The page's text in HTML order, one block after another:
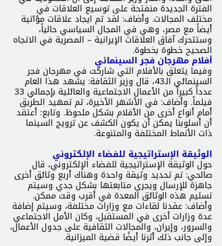
الفترة الجديدة منفتحة على توسيع العلاقات في
مختلف المجالات. وأضاف: لقد تم ايجاد علاقات مؤاتية
أيضاً مع مصر، وهي في المجال السياسي حالياً،
وستتحرك آفاق العلاقات الإيرانية – المصرية في الاتجاه
الصحيح خطوة بخطوة.
أفلام مهرجان فجر السينمائي
وفيما يتعلق بالأفلام التي شاركت في مهرجان فجر
السينمائي الـ43، قال وزير الثقافة: يشهد هذا العام
عدداً كبيراً من الأعمال الاجتماعية والعائلية بإجمالي 33
فيلماً. وأضاف: في الأشهر الأخيرة، تم تمهيد الطريق
أمام أنواع أخرى من الأفلام بشكل ملحوظ. وتابع: أعتقد
أن أسلوبنا يمكن أن يكون الكشف عن ترويج السينما
ذات الأنماط المختلفة والمتنوعة.
الوثيقة الإستراتيجية للفضاء الإلكتروني
حول الوثيقة الإستراتيجية للفضاء الإلكتروني، قال
صالحي: تم تحديد وثيقة واحدة وهناك أربع وثائق أخرى
جاهزة للإرسال ويجري متابعتها بشكل جدي وسيتم
تسليم هذه الوثائق المعدة في أقرب وقت ممكن.
وأضاف: عقدنا لقاءات مع وزارات مختلفة، وسيتم إضافة
عدة وزارات أخرى في المستقبل، وكان الأمل الاجتماعي
والسرور، وإيران، والمجالات الثقافية على جدول الأعمال،
وإلى جانب ذلك أثرنا أيضًا قضية الميزانية.